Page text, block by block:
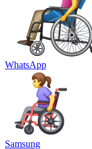
WhatsApp
Samsung